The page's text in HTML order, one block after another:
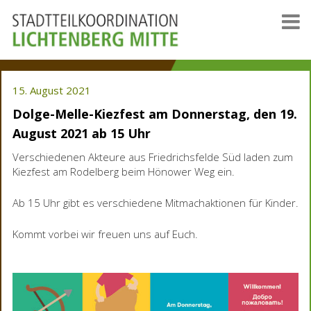
15. August 2021
Dolge-Melle-Kiezfest am Donnerstag, den 19.
August 2021 ab 15 Uhr
Verschiedenen Akteure aus Friedrichsfelde Süd laden zum
Kiezfest am Rodelberg beim Hönower Weg ein.
Ab 15 Uhr gibt es verschiedene Mitmachaktionen für Kinder.
Kommt vorbei wir freuen uns auf Euch.